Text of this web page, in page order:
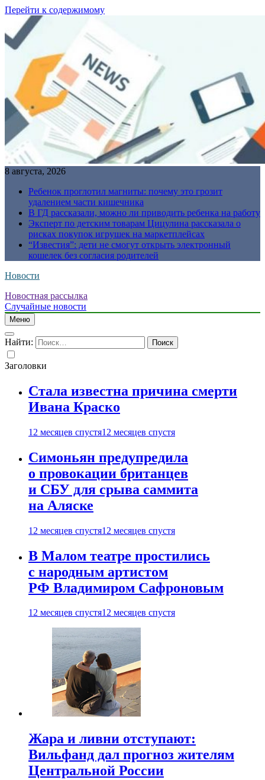
Перейти к содержимому
8 августа, 2026
Ребенок проглотил магниты: почему это грозит
удалением части кишечника
В ГД рассказали, можно ли приводить ребенка на работу
Эксперт по детским товарам Цицулина рассказала о
рисках покупок игрушек на маркетплейсах
“Известия”: дети не смогут открыть электронный
кошелек без согласия родителей
Новости
Новостная рассылка
Случайные новости
Меню
Найти:
Заголовки
Стала известна причина смерти
Ивана Краско
12 месяцев спустя12 месяцев спустя
Симоньян предупредила
о провокации британцев
и СБУ для срыва саммита
на Аляске
12 месяцев спустя12 месяцев спустя
В Малом театре простились
с народным артистом
РФ Владимиром Сафроновым
12 месяцев спустя12 месяцев спустя
Жара и ливни отступают:
Вильфанд дал прогноз жителям
Центральной России